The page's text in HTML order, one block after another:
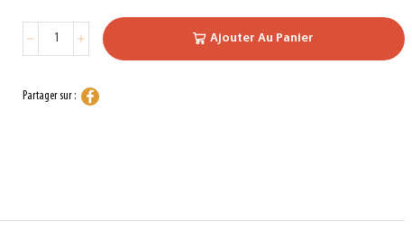
Ajouter Au Panier
Partager sur :